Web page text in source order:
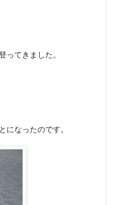
ってきました。
になったのです。